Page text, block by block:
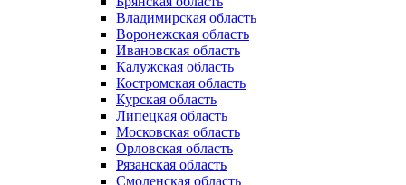
Владимирская область
Воронежская область
Ивановская область
Калужская область
Костромская область
Курская область
Липецкая область
Московская область
Орловская область
Рязанская область
Смоленская область